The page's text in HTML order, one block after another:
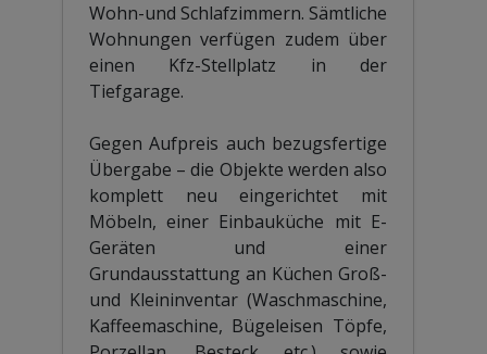
Wohn-und Schlafzimmern. Sämtliche
Wohnungen verfügen zudem über
einen Kfz-Stellplatz in der
Tiefgarage.
Gegen Aufpreis auch bezugsfertige
Übergabe – die Objekte werden also
komplett neu eingerichtet mit
Möbeln, einer Einbauküche mit E-
Geräten und einer
Grundausstattung an Küchen Groß-
und Kleininventar (Waschmaschine,
Kaffeemaschine, Bügeleisen Töpfe,